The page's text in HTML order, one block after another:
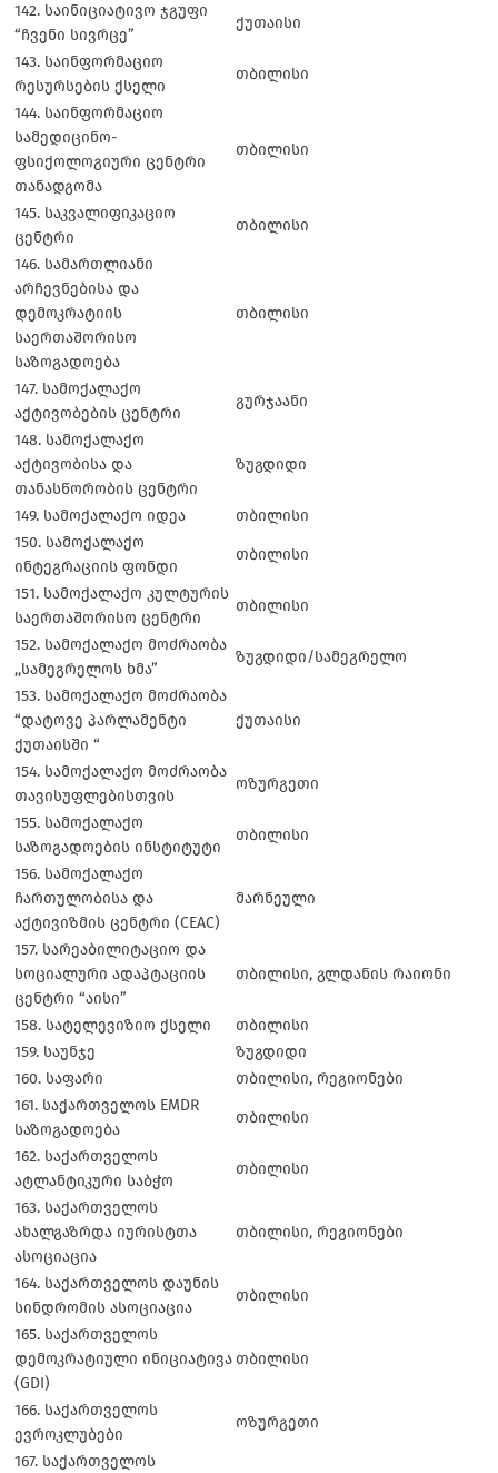
142. საინიციატივო ჯგუფი
“ჩვენი სივრცე”
ქუთაისი
143. საინფორმაციო
რესურსების ქსელი
თბილისი
144. საინფორმაციო
სამედიცინო-
ფსიქოლოგიური ცენტრი
თანადგომა
თბილისი
145. საკვალიფიკაციო
ცენტრი
თბილისი
146. სამართლიანი
არჩევნებისა და
დემოკრატიის
საერთაშორისო
საზოგადოება
თბილისი
147. სამოქალაქო
აქტივობების ცენტრი
გურჯაანი
148. სამოქალაქო
აქტივობისა და
თანასწორობის ცენტრი
ზუგდიდი
149. სამოქალაქო იდეა
თბილისი
150. სამოქალაქო
ინტეგრაციის ფონდი
თბილისი
151. სამოქალაქო კულტურის
საერთაშორისო ცენტრი
თბილისი
152. სამოქალაქო მოძრაობა
,,სამეგრელოს ხმა”
ზუგდიდი/სამეგრელო
153. სამოქალაქო მოძრაობა
“დატოვე პარლამენტი
ქუთაისში “
ქუთაისი
154. სამოქალაქო მოძრაობა
თავისუფლებისთვის
ოზურგეთი
155. სამოქალაქო
საზოგადოების ინსტიტუტი
თბილისი
156. სამოქალაქო
ჩართულობისა და
აქტივიზმის ცენტრი (CEAC)
მარნეული
157. სარეაბილიტაციო და
სოციალური ადაპტაციის
ცენტრი “აისი”
თბილისი, გლდანის რაიონი
158. სატელევიზიო ქსელი
თბილისი
159. საუნჯე
ზუგდიდი
160. საფარი
თბილისი, რეგიონები
161. საქართველოს EMDR
საზოგადოება
თბილისი
162. საქართველოს
ატლანტიკური საბჭო
თბილისი
163. საქართველოს
ახალგაზრდა იურისტთა
ასოციაცია
თბილისი, რეგიონები
164. საქართველოს დაუნის
სინდრომის ასოციაცია
თბილისი
165. საქართველოს
დემოკრატიული ინიციატივა
(GDI)
თბილისი
166. საქართველოს
ევროკლუბები
ოზურგეთი
167. საქართველოს